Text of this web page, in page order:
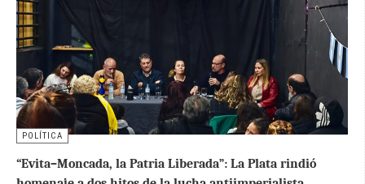
POLÍTICA
“Evita–Moncada, la Patria Liberada”: La Plata rindió